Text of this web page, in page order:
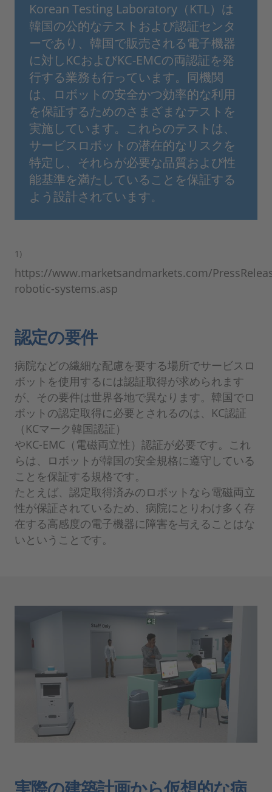
Korean Testing Laboratory（KTL）は
韓国の公的なテストおよび認証センタ
ーであり、韓国で販売される電子機器
に対しKCおよびKC-EMCの両認証を発
行する業務も行っています。同機関
は、ロボットの安全かつ効率的な利用
を保証するためのさまざまなテストを
実施しています。これらのテストは、
サービスロボットの潜在的なリスクを
特定し、それらが必要な品質および性
能基準を満たしていることを保証する
よう設計されています。
1)
https://www.marketsandmarkets.com/
robotic-systems.asp
認定の要件
病院などの繊細な配慮を要する場所でサービスロ
ボットを使用するには認証取得が求められます
が、その要件は世界各地で異なります。韓国でロ
ボットの認定取得に必要とされるのは、KC認証
（KCマーク韓国認証）
やKC-EMC（電磁両立性）認証が必要です。これ
らは、ロボットが韓国の安全規格に遵守している
ことを保証する規格です。
たとえば、認定取得済みのロボットなら電磁両立
性が保証されているため、病院にとりわけ多く存
在する高感度の電子機器に障害を与えることはな
いということです。